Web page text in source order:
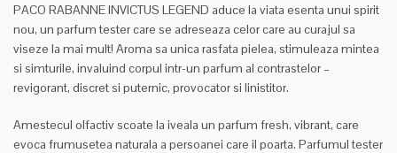
PACO RABANNE INVICTUS LEGEND aduce la viata esenta unui spirit
nou, un parfum tester care se adreseaza celor care au curajul sa
viseze la mai mult! Aroma sa unica rasfata pielea, stimuleaza mintea
si simturile, invaluind corpul intr-un parfum al contrastelor –
revigorant, discret si puternic, provocator si linistitor.
Amestecul olfactiv scoate la iveala un parfum fresh, vibrant, care
evoca frumusetea naturala a persoanei care il poarta. Parfumul tester